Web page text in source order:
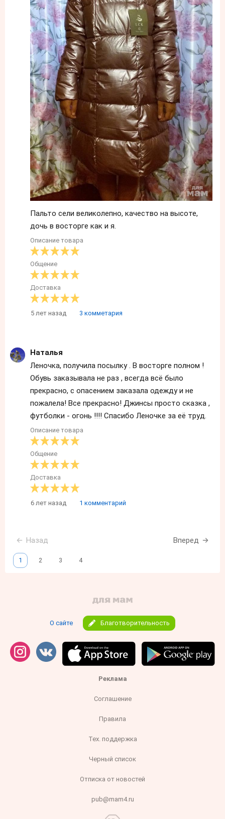
Пальто сели великолепно, качество на высоте,
дочь в восторге как и я.
Описание товара
Общение
Доставка
5 лет назад 3 комметария
Наталья
Леночка, получила посылку . В восторге полном !
Обувь заказывала не раз , всегда всё было
прекрасно, с опасением заказала одежду и не
пожалела! Все прекрасно! Джинсы просто сказка ,
футболки - огонь !!!! Спасибо Леночке за её труд.
Описание товара
Общение
Доставка
6 лет назад 1 комментарий
Назад Вперед
1 2 3 4
О сайте Благотворительность
Реклама
Соглашение
Правила
Тех. поддержка
Черный список
Отписка от новостей
pub@mam4.ru